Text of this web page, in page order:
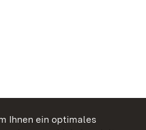
Ihnen ein optimales